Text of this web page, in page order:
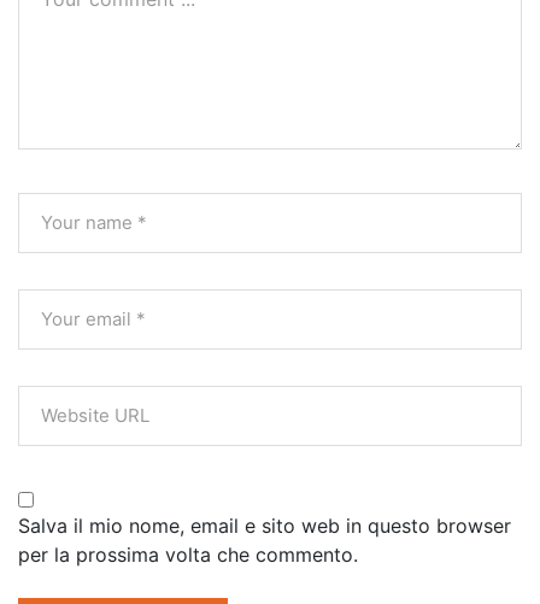
Salva il mio nome, email e sito web in questo browser
per la prossima volta che commento.